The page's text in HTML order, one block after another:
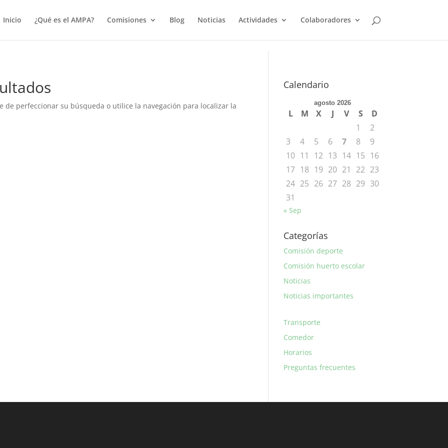
Inicio
¿Qué es el AMPA? Comisiones Blog Noticias Actividades Colaboradores
de perfeccionar su búsqueda o utilice la navegación para localizar la
Calendario
agosto 2026
L M X J V S
D
1
2
3
4 5 6 7 8
9
10 11 12 13 14 15 16
17 18 19 20 21 22 23
24 25 26 27 28 29 30
31
« Sep
Categorías
Comisión deporte
Comisión huerto escolar
Noticias
Noticias importantes
Transporte
Comedor
Horarios
Preguntas frecuentes